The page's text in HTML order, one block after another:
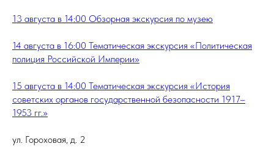
13 августа в 14:00 Обзорная экскурсия по музею
14 августа в 16:00 Тематическая экскурсия «Политическая
полиция Российской Империи»
15 августа в 14:00 Тематическая экскурсия «История
советских органов государственной безопасности 1917–
1953 гг.»
ул. Гороховая, д. 2